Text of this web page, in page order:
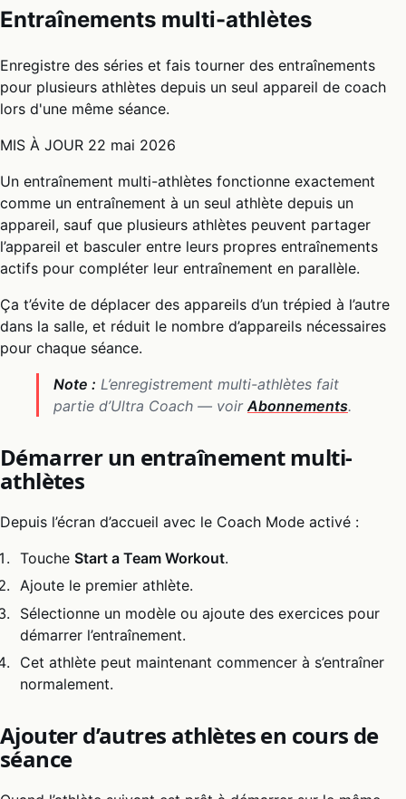
Entraînements multi-athlètes
Enregistre des séries et fais tourner des entraînements
pour plusieurs athlètes depuis un seul appareil de coach
lors d'une même séance.
MIS À JOUR 22 mai 2026
Un entraînement multi-athlètes fonctionne exactement
comme un entraînement à un seul athlète depuis un
appareil, sauf que plusieurs athlètes peuvent partager
l’appareil et basculer entre leurs propres entraînements
actifs pour compléter leur entraînement en parallèle.
Ça t’évite de déplacer des appareils d’un trépied à l’autre
dans la salle, et réduit le nombre d’appareils nécessaires
pour chaque séance.
Note : L’enregistrement multi-athlètes fait
partie d’Ultra Coach — voir Abonnements.
Démarrer un entraînement multi-
athlètes
Depuis l’écran d’accueil avec le Coach Mode activé :
ToucheStart a Team Workout.
Ajoute le premier athlète.
Sélectionne un modèle ou ajoute des exercices pour
démarrer l’entraînement.
Cet athlète peut maintenant commencer à s’entraîner
normalement.
Ajouter d’autres athlètes en cours de
séance